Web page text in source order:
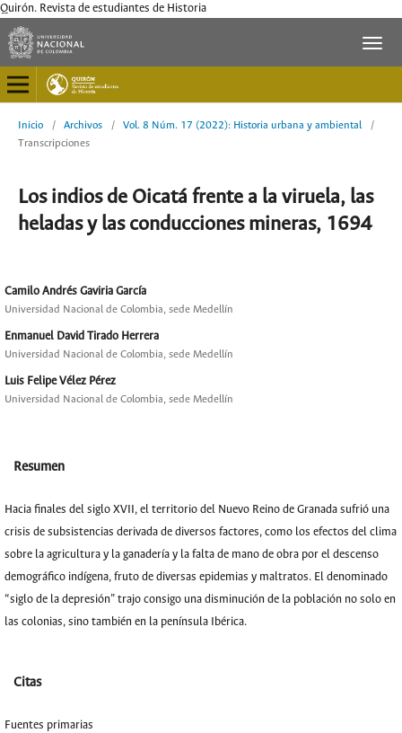
Quirón. Revista de estudiantes de Historia
Inicio / Archivos / Vol. 8 Núm. 17 (2022): Historia urbana y ambiental
/
Transcripciones
Los indios de Oicatá frente a la viruela, las
heladas y las conducciones mineras, 1694
Camilo Andrés Gaviria García
Universidad Nacional de Colombia, sede Medellín
Enmanuel David Tirado Herrera
Universidad Nacional de Colombia, sede Medellín
Luis Felipe Vélez Pérez
Universidad Nacional de Colombia, sede Medellín
Resumen
Hacia finales del siglo XVII, el territorio del Nuevo Reino de Granada sufrió una
crisis de subsistencias derivada de diversos factores, como los efectos del clima
sobre la agricultura y la ganadería y la falta de mano de obra por el descenso
demográfico indígena, fruto de diversas epidemias y maltratos. El denominado
“siglo de la depresión” trajo consigo una disminución de la población no solo en
las colonias, sino también en la península Ibérica.
Citas
Fuentes primarias